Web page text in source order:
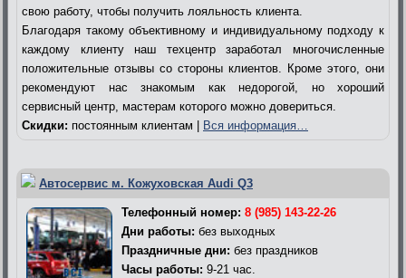
свою работу, чтобы получить лояльность клиента.
Благодаря такому объективному и индивидуальному подходу к
каждому клиенту наш техцентр заработал многочисленные
положительные отзывы со стороны клиентов. Кроме этого, они
рекомендуют нас знакомым как недорогой, но хороший
сервисный центр, мастерам которого можно довериться.
Скидки: постоянным клиентам | Вся информация…
Автосервис м. Кожуховская Audi Q3
Телефонный номер: 8 (985) 143-22-26
Дни работы: без выходных
Праздничные дни: без праздников
Часы работы: 9-21 час.